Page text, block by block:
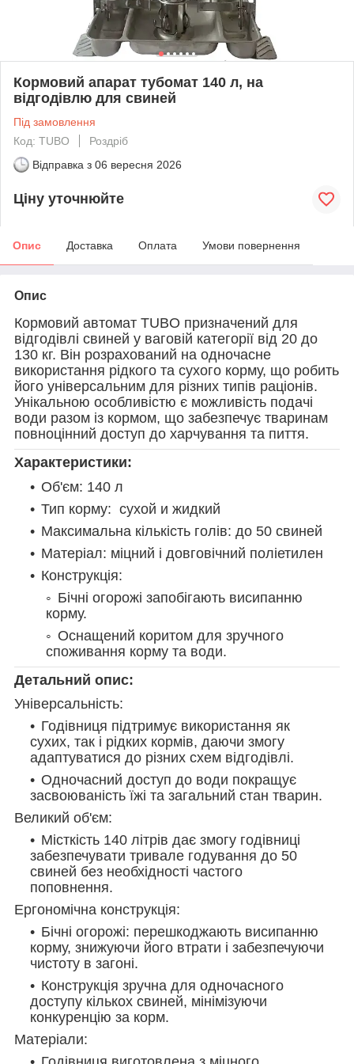
Кормовий апарат тубомат 140 л, на
відгодівлю для свиней
Під замовлення
Код: TUBO
Роздріб
Відправка з 06 вересня 2026
Ціну уточнюйте
Опис Доставка Оплата Умови повернення
Опис
Кормовий автомат TUBO призначений для
відгодівлі свиней у ваговій категорії від 20 до
130 кг. Він розрахований на одночасне
використання рідкого та сухого корму, що робить
його універсальним для різних типів раціонів.
Унікальною особливістю є можливість подачі
води разом із кормом, що забезпечує тваринам
повноцінний доступ до харчування та пиття.
Характеристики:
Об'єм: 140 л
Тип корму: сухой и жидкий
Максимальна кількість голів: до 50 свиней
Матеріал: міцний і довговічний поліетилен
Конструкція:
Бічні огорожі запобігають висипанню
корму.
Оснащений коритом для зручного
споживання корму та води.
Детальний опис:
Універсальність:
Годівниця підтримує використання як
сухих, так і рідких кормів, даючи змогу
адаптуватися до різних схем відгодівлі.
Одночасний доступ до води покращує
засвоюваність їжі та загальний стан тварин.
Великий об'єм:
Місткість 140 літрів дає змогу годівниці
забезпечувати тривале годування до 50
свиней без необхідності частого
поповнення.
Ергономічна конструкція:
Бічні огорожі: перешкоджають висипанню
корму, знижуючи його втрати і забезпечуючи
чистоту в загоні.
Конструкція зручна для одночасного
доступу кількох свиней, мінімізуючи
конкуренцію за корм.
Матеріали: